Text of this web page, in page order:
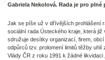
Gabriela Nekolová. Rada je pro
Jak se píše už v dřívějších prohlášení
sociální rada Ústeckého kraje, která
sdružuje desítky organizací, firem,
odpůrců tzv. prolomení limitů těžby
Vlády ČR z roku 1991 k žádné